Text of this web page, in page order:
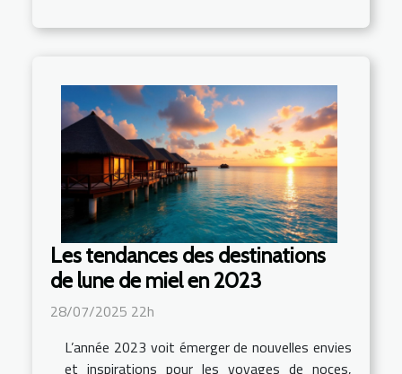
Les tendances des destinations
de lune de miel en 2023
28/07/2025 22h
L’année 2023 voit émerger de nouvelles envies
et inspirations pour les voyages de noces,